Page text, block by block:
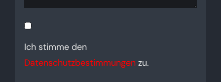
Ich stimme den
Datenschutzbestimmungen zu.